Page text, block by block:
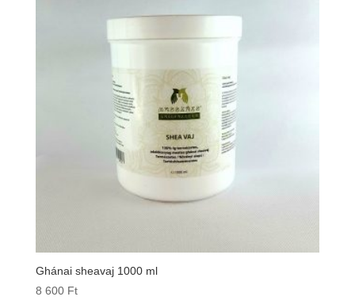
Ghánai sheavaj 1000 ml
8 600 Ft